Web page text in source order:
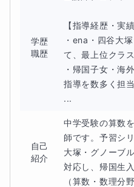
学歴
職歴
【指導経歴・実績
・ena・四谷大
て、最上位クラ
・帰国子女・海
指導を数多く担当
...
自己
紹介
中学受験の算数
師です。予習シ
大塚・グノーブ
対応し、帰国生
（算数・数理分